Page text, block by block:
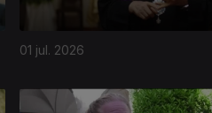
01 jul. 2026